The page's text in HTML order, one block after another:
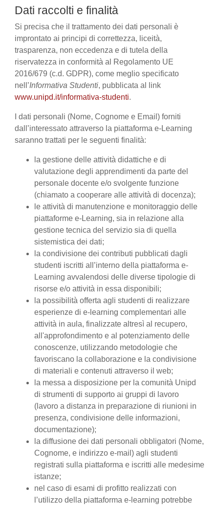
Dati raccolti e finalità
Si precisa che il trattamento dei dati personali è
improntato ai principi di correttezza, liceità,
trasparenza, non eccedenza e di tutela della
riservatezza in conformità al Regolamento UE
2016/679 (c.d. GDPR), come meglio specificato
nell’Informativa Studenti, pubblicata al link
www.unipd.it/informativa-studenti.
I dati personali (Nome, Cognome e Email) forniti
dall’interessato attraverso la piattaforma e-Learning
saranno trattati per le seguenti finalità:
la gestione delle attività didattiche e di
valutazione degli apprendimenti da parte del
personale docente e/o svolgente funzione
(chiamato a cooperare alle attività di docenza);
le attività di manutenzione e monitoraggio delle
piattaforme e-Learning, sia in relazione alla
gestione tecnica del servizio sia di quella
sistemistica dei dati;
la condivisione dei contributi pubblicati dagli
studenti iscritti all’interno della piattaforma e-
Learning avvalendosi delle diverse tipologie di
risorse e/o attività in essa disponibili;
la possibilità offerta agli studenti di realizzare
esperienze di e-learning complementari alle
attività in aula, finalizzate altresì al recupero,
all'approfondimento e al potenziamento delle
conoscenze, utilizzando metodologie che
favoriscano la collaborazione e la condivisione
di materiali e contenuti attraverso il web;
la messa a disposizione per la comunità Unipd
di strumenti di supporto ai gruppi di lavoro
(lavoro a distanza in preparazione di riunioni in
presenza, condivisione delle informazioni,
documentazione);
la diffusione dei dati personali obbligatori (Nome,
Cognome, e indirizzo e-mail) agli studenti
registrati sulla piattaforma e iscritti alle medesime
istanze;
nel caso di esami di profitto realizzati con
l’utilizzo della piattaforma e-learning potrebbe